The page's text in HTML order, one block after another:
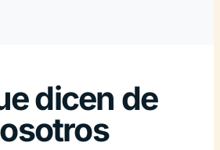
dicen de